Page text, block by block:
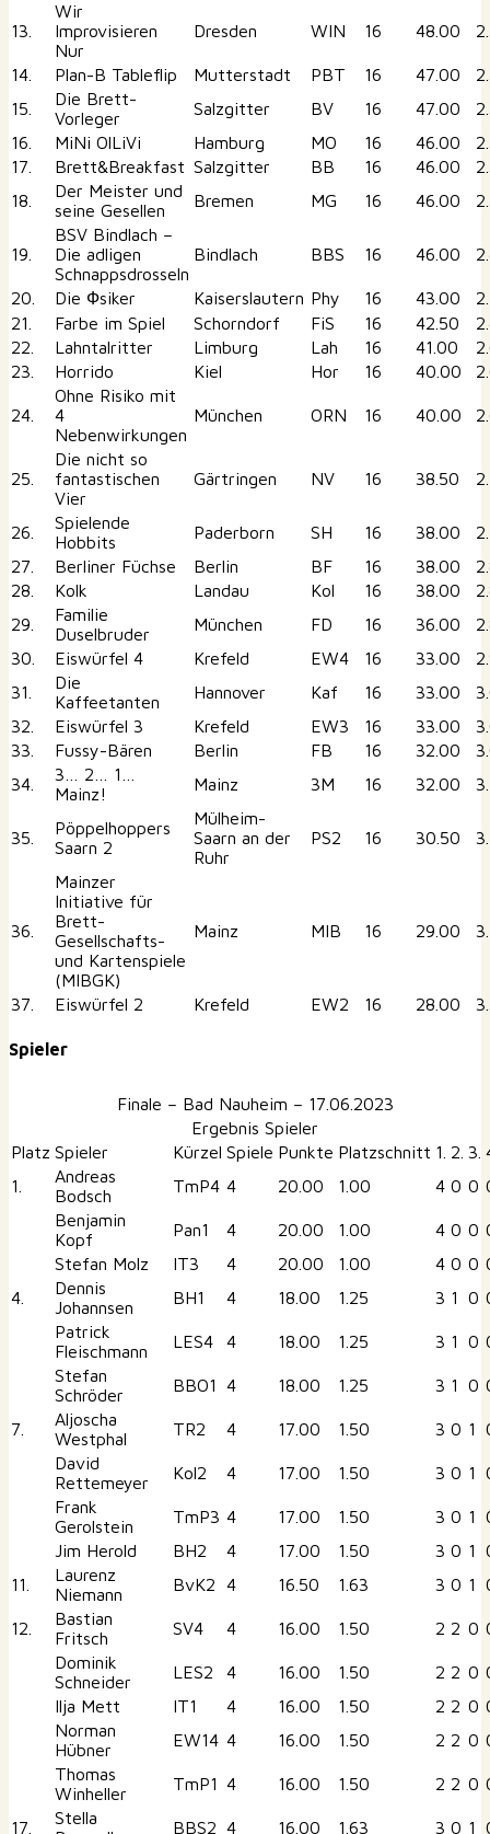
13.
Wir
Improvisieren
Nur
Dresden WIN 16 48.00
14. Plan-B Tableflip Mutterstadt PBT 16 47.00
15.
Die Brett-
Vorleger
Salzgitter BV 16 47.00
16.
MiNi OlLiVi Hamburg MO 16 46.00
17.
Brett&Breakfast Salzgitter BB 16 46.00
18.
Der Meister und
seine Gesellen
Bremen MG 16 46.00
19.
BSV Bindlach –
Die adligen
Schnappsdrosseln
Bindlach BBS 16 46.00
20. Die Фsiker Kaiserslautern Phy 16 43.00
21.
Farbe im Spiel Schorndorf FiS 16 42.50
22.
Lahntalritter Limburg Lah 16 41.00
23.
Horrido Kiel Hor 16 40.00
24.
Ohne Risiko mit
4
Nebenwirkungen
München ORN 16 40.00
25.
Die nicht so
fantastischen
Vier
Gärtringen NV 16 38.50
26.
Spielende
Hobbits
Paderborn SH 16 38.00
27.
Berliner Füchse Berlin BF 16 38.00
28.
Kolk Landau Kol 16 38.00
29.
Familie
Duselbruder
München FD 16 36.00
30.
Eiswürfel 4 Krefeld EW4 16 33.00
31.
Die
Kaffeetanten
Hannover Kaf 16 33.00
32.
Eiswürfel 3 Krefeld EW3 16 33.00
33.
Fussy-Bären Berlin FB 16 32.00
34.
3… 2… 1…
Mainz!
Mainz 3M 16 32.00
35.
Pöppelhoppers
Saarn 2
Mülheim-
Saarn an der
Ruhr
PS2 16 30.50
36.
Mainzer
Initiative für
Brett-
Gesellschafts-
und Kartenspiele
(MIBGK)
Mainz MIB 16 29.00
37. Eiswürfel 2 Krefeld EW2 16 28.00
Spieler
Finale – Bad Nauheim – 17.06.2023
Ergebnis Spieler
Platz Spieler Kürzel Spiele Punkte Platzschnitt 1. 2. 3.
1.
Andreas
Bodsch
TmP4 4 20.00 1.00 4 0 0
Benjamin
Kopf
Pan1 4 20.00 1.00 4 0 0
Stefan Molz
IT3 4 20.00 1.00 4 0 0
4.
Dennis
Johannsen
BH1 4 18.00 1.25 3 1 0
Patrick
Fleischmann
LES4 4 18.00 1.25 3 1 0
Stefan
Schröder
BBO1 4 18.00 1.25 3 1 0
7.
Aljoscha
Westphal
TR2 4 17.00 1.50 3 0 1
David
Rettemeyer
Kol2 4 17.00 1.50 3 0 1
Frank
Gerolstein
TmP3 4 17.00 1.50 3 0 1
Jim Herold
BH2 4 17.00 1.50 3 0 1
11.
Laurenz
Niemann
BvK2 4 16.50 1.63 3 0 1
12.
Bastian
Fritsch
SV4 4 16.00 1.50 2 2 0
Dominik
Schneider
LES2 4 16.00 1.50 2 2 0
Ilja Mett
IT1 4 16.00 1.50 2 2 0
Norman
Hübner
EW14 4 16.00 1.50 2 2 0
Thomas
Winheller
TmP1 4 16.00 1.50 2 2 0
17.
Stella
BBS2 4 16.00 1.63 3 0 1